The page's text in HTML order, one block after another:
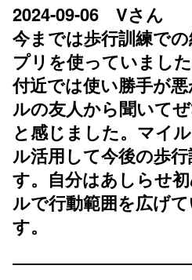
2024-09-06 Vさん
今までは歩行訓練で
プリを使っていまし
付近では使い勝手が
ルの友人から聞いて
と感じました。マイ
ル活用して今後の歩
す。自分はあしらせ
ルで行動範囲を広げ
す。